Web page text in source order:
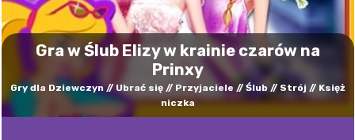
Gra w Ślub Elizy w krainie czarów na
Prinxy
Gry dla Dziewczyn Ubrać się Przyjaciele Ślub Strój
Księż
niczka